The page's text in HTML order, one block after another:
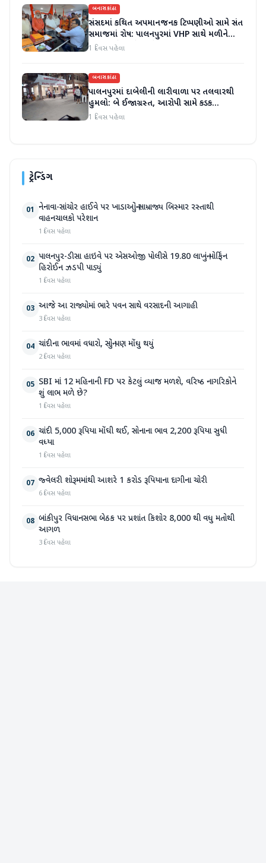
બનાસકાંઠા
સંસદમાં કથિત અપમાનજનક ટિપ્પણીઓ સામે સંત
સમાજમાં રોષ: પાલનપુરમાં VHP સાથે મળીને
અધિક કલેક્ટરને આવેદનપત્ર આપ્યું
1 દિવસ પહેલા
બનાસકાંઠા
પાલનપુરમાં દાબેલીની લારીવાળા પર તલવારથી
હુમલો: બે ઈજાગ્રસ્ત, આરોપી સામે કડક
કાર્યવાહીની માંગ
1 દિવસ પહેલા
ટ્રેન્ડિંગ
01 નેનાવા-સાંચોર હાઈવે પર ખાડાઓનું સામ્રાજ્ય બિસ્માર રસ્તાથી
વાહનચાલકો પરેશાન
1 દિવસ પહેલા
02 પાલનપુર-ડીસા હાઇવે પર એસઓજી પોલીસે 19.80 લાખનું મોર્ફિન
હિરોઈન ઝડપી પાડ્યું
1 દિવસ પહેલા
03 આજે આ રાજ્યોમાં ભારે પવન સાથે વરસાદની આગાહી
3 દિવસ પહેલા
04 ચાંદીના ભાવમાં વધારો, સોનું પણ મોંઘુ થયું
2 દિવસ પહેલા
05 SBI માં 12 મહિનાની FD પર કેટલું વ્યાજ મળશે, વરિષ્ઠ નાગરિકોને
શું લાભ મળે છે?
1 દિવસ પહેલા
06 ચાંદી 5,000 રૂપિયા મોંઘી થઈ, સોનાના ભાવ 2,200 રૂપિયા સુધી
વધ્યા
1 દિવસ પહેલા
07 જ્વેલરી શોરૂમમાંથી આશરે 1 કરોડ રૂપિયાના દાગીના ચોરી
6 દિવસ પહેલા
08 બાંકીપુર વિધાનસભા બેઠક પર પ્રશાંત કિશોર 8,000 થી વધુ મતોથી
આગળ
3 દિવસ પહેલા